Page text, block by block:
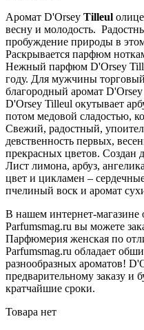
Аромат D'Orsey Tilleul
весну и молодость.
пробуждение природы в
Раскрывается парфюм
Нежный парфюм D'Orsey
году. Для мужчины
благородный аромат
D'Orsey Tilleul окутывает
потом медовой сладостью,
Свежий, радостный,
девственность первых,
прекрасных цветов. Создан
Лист лимона, арбуз,
цвет и цикламен –
пчелиный воск и аромат
В нашем интернет-
Parfumsmag.ru вы можете
Парфюмерия женская по
Parfumsmag.ru обладает
разнообразных ароматов!
предварительному заказу и
кратчайшие сроки.
Товара нет